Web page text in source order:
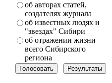
об авторах статей,
создателях журнала
об известных людях и
"звездах" Сибири
об отражении жизни
всего Сибирского
региона